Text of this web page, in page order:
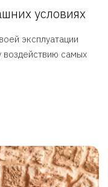
условиях
эксплуатации
воздействию самых